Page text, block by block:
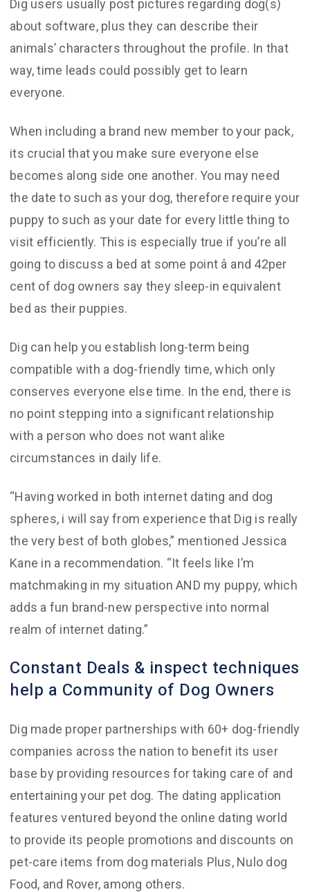
Dig users usually post pictures regarding dog(s)
about software, plus they can describe their
animals’ characters throughout the profile. In that
way, time leads could possibly get to learn
everyone.
When including a brand new member to your pack,
its crucial that you make sure everyone else
becomes along side one another. You may need
the date to such as your dog, therefore require your
puppy to such as your date for every little thing to
visit efficiently. This is especially true if you’re all
going to discuss a bed at some point â and 42per
cent of dog owners say they sleep-in equivalent
bed as their puppies.
Dig can help you establish long-term being
compatible with a dog-friendly time, which only
conserves everyone else time. In the end, there is
no point stepping into a significant relationship
with a person who does not want alike
circumstances in daily life.
“Having worked in both internet dating and dog
spheres, i will say from experience that Dig is really
the very best of both globes,” mentioned Jessica
Kane in a recommendation. “It feels like I’m
matchmaking in my situation AND my puppy, which
adds a fun brand-new perspective into normal
realm of internet dating.”
Constant Deals & inspect techniques
help a Community of Dog Owners
Dig made proper partnerships with 60+ dog-friendly
companies across the nation to benefit its user
base by providing resources for taking care of and
entertaining your pet dog. The dating application
features ventured beyond the online dating world
to provide its people promotions and discounts on
pet-care items from dog materials Plus, Nulo dog
Food, and Rover, among others.